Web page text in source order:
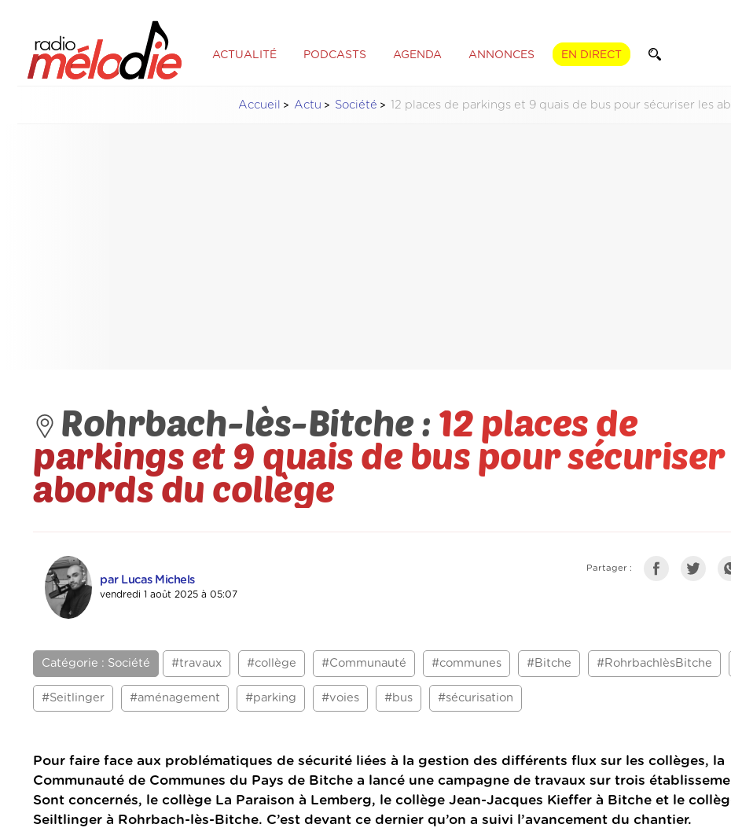
ACTUALITÉ PODCASTS AGENDA ANNONCES EN DIRECT
Accueil Actu Société 12 places de parkings et 9 quais de bus pour sécuriser les
Rohrbach-lès-Bitche : 12 places de
parkings et 9 quais de bus pour sécuriser
abords du collège
par Lucas Michels
vendredi 1 août 2025 à 05:07
Partager :
Catégorie : Société #travaux #collège #Communauté #communes #Bitche #RohrbachlèsBitche
#Seitlinger #aménagement #parking #voies #bus #sécurisation
Pour faire face aux problématiques de sécurité liées à la gestion des différents flux sur les collèges, la
Communauté de Communes du Pays de Bitche a lancé une campagne de travaux sur trois
Sont concernés, le collège La Paraison à Lemberg, le collège Jean-Jacques Kieffer à Bitche et le
Seiltlinger à Rohrbach-lès-Bitche. C’est devant ce dernier qu’on a suivi l’avancement du chantier.